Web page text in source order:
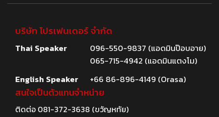
บริษัท โปรเฟนเดอร์ จำกัด
Thai Speaker
096-550-9837 (แอดมินป๊อบอาย)
065-715-4942 (แอดมินแตงโม)
English Speaker
+66 86-896-4149 (Orasa)
สนใจเป็นตัวแทนจำหน่าย
ติดต่อ 081-372-3638 (ขวัญหทัย)